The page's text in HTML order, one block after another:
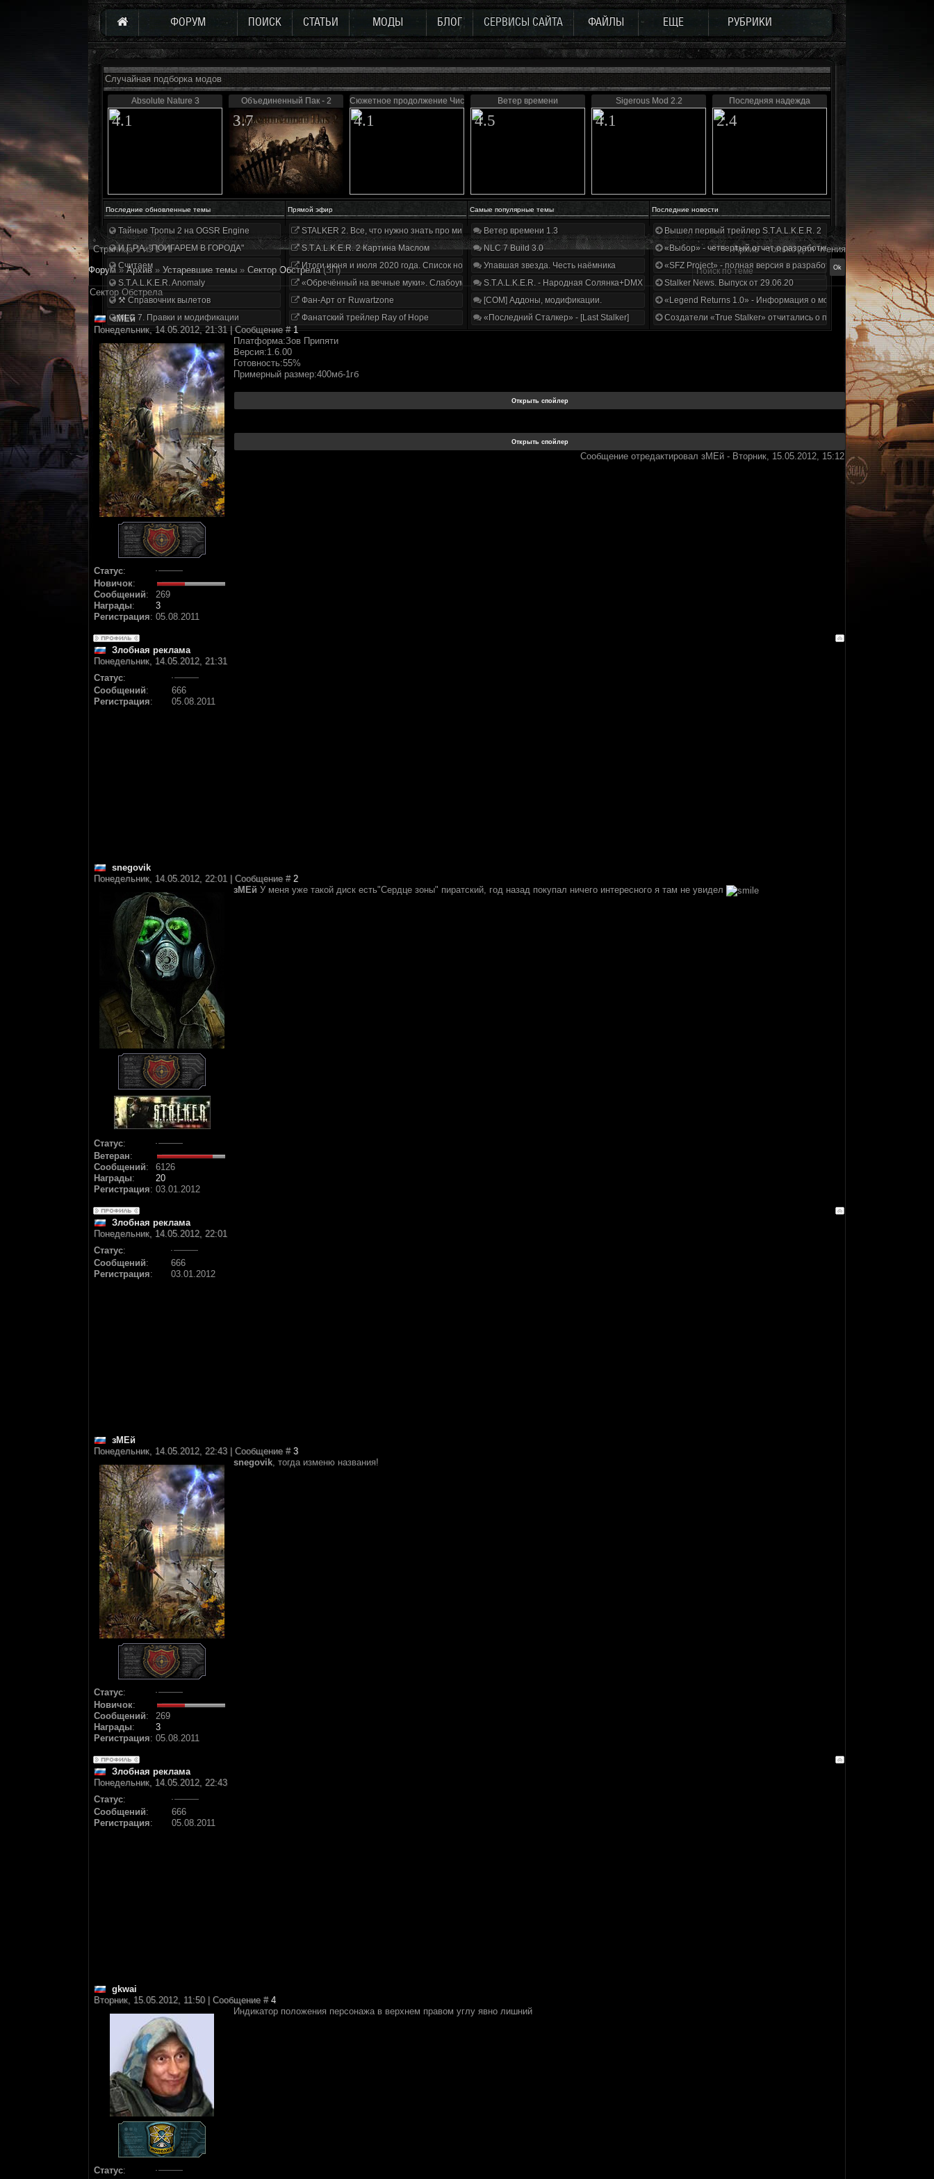
ФОРУМ ПОИСК СТАТЬИ МОДЫ БЛОГ СЕРВИСЫ САЙТА ФАЙЛЫ ЕЩЕ РУБРИКИ
Случайная подборка модов
Absolute Nature 3
4.1
Объединенный Пак - 2
3.7
Сюжетное продолжение Чистого неба
4.1
Ветер времени
4.5
Sigerous Mod 2.2
4.1
Последняя надежда
2.4
Последние обновленные темы Прямой эфир Самые популярные темы Последние новости
Тайные Тропы 2 на OGSR Engine
И.Г.Р.А. "ПОИГАРЕМ В ГОРОДА"
Считаем
S.T.A.L.K.E.R. Anomaly
⚒ Справочник вылетов
NLC 7. Правки и модификации
STALKER 2. Все, что нужно знать про мир, геймплей и сюжет | Разбор трейлера
S.T.A.L.K.E.R. 2 Картина Маслом
Итоги июня и июля 2020 года. Список нововведений
«Обречённый на вечные муки». Слабоумие и отвага
Фан-Арт от Ruwartzone
Фанатский трейлер Ray of Hope
Ветер времени 1.3
NLC 7 Build 3.0
Упавшая звезда. Честь наёмника
S.T.A.L.K.E.R. - Народная Солянка+DMX 1.3.5.ООП.МА.К.
[COM] Аддоны, модификации.
«Последний Сталкер» - [Last Stalker]
Вышел первый трейлер S.T.A.L.K.E.R. 2
«Выбор» - четвертый отчет о разработке!
«SFZ Project» - полная версия в разработке!
Stalker News. Выпуск от 29.06.20
«Legend Returns 1.0» - Информация о моде за июнь 2020
Создатели «True Stalker» отчитались о проделанной работе
Страница1из1 1
Архив - только для чтения
Форум » Архив » Устаревшие темы » Сектор Обстрела (ЗП)
Сектор Обстрела
зМЕй
Понедельник, 14.05.2012, 21:31 | Сообщение #1
Статус:
Новичок:
Сообщений:
269
Награды:
3
Регистрация: 05.08.2011
Платформа:Зов Припяти
Версия:1.6.00
Готовность:55%
Примерный размер:400мб-1гб
Сообщение отредактировал зМЕй - Вторник, 15.05.2012, 15:12
Злобная реклама
Понедельник, 14.05.2012, 21:31
Статус:
Сообщений:
666
Регистрация: 05.08.2011
snegovik
Понедельник, 14.05.2012, 22:01 | Сообщение # 2
Статус:
Ветеран:
Сообщений:
6126
Награды:
20
Регистрация: 03.01.2012
зМЕй У меня уже такой диск есть"Сердце зоны" пиратский, год назад покупал ничего интересного я там не увидел
Злобная реклама
Понедельник, 14.05.2012, 22:01
Статус:
Сообщений:
666
Регистрация: 03.01.2012
зМЕй
Понедельник, 14.05.2012, 22:43 | Сообщение # 3
Статус:
Новичок:
Сообщений:
269
Награды:
3
Регистрация: 05.08.2011
snegovik, тогда изменю названия!
Злобная реклама
Понедельник, 14.05.2012, 22:43
Статус:
Сообщений:
666
Регистрация: 05.08.2011
gkwai
Вторник, 15.05.2012, 11:50 | Сообщение # 4
Статус:
Индикатор положения персонажа в верхнем правом углу явно лишний